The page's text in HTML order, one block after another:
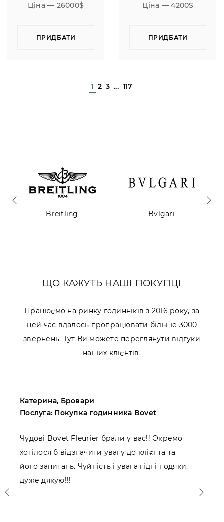
Ціна — 26000$
ПРИДБАТИ
Ціна — 4200$
ПРИДБАТИ
1 2 3 ... 117
Breitling Bvlgari
ЩО КАЖУТЬ НАШІ ПОКУПЦІ
Працюємо на ринку годинніків з 2016 року, за
цей час вдалось пропрацювати більше 3000
звернень. Тут Ви можете переглянути відгуки
наших клієнтів.
Катерина, Бровари
Послуга: Покупка годинника Bovet
Чудові Bovet Fleurier брали у вас!! Окремо
хотілося б відзначити увагу до клієнта та
його запитань. Чуйність і увага гідні подяки,
дуже дякую!!!